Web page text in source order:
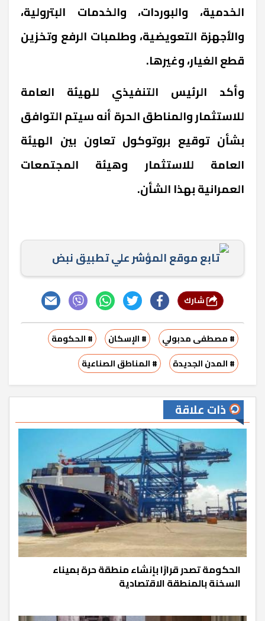
الخدمية، والبوردات، والخدمات البترولية،
والأجهزة التعويضية، وطلمبات الرفع وتخزين
قطع الغيار، وغيرها.
وأكد الرئيس التنفيذي للهيئة العامة
للاستثمار والمناطق الحرة أنه سيتم التوافق
بشأن توقيع بروتوكول تعاون بين الهيئة
العامة للاستثمار وهيئة المجتمعات
العمرانية بهذا الشأن.
تابع موقع المؤشر علي تطبيق نبض
# مصطفى مدبولي # الإسكان
# الحكومة
# المدن الجديدة
# المناطق الصناعية
ذات علاقة
الحكومة تصدر قرارًا بإنشاء منطقة حرة بميناء
السخنة بالمنطقة الاقتصادية